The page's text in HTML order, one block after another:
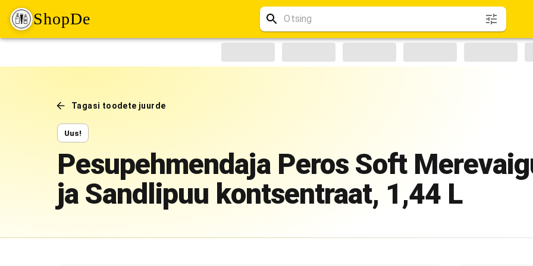
ShopDe
Tagasi toodete juurde
Uus!
Pesupehmendaja Peros Soft
ja Sandlipuu kontsentraat, 1,44 L